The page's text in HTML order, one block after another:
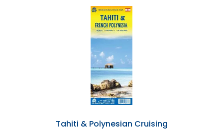
Tahiti & Polynesian Cruising